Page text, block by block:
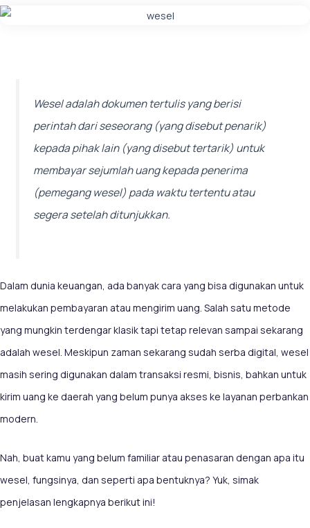
Wesel adalah dokumen tertulis yang berisi
perintah dari seseorang (yang disebut penarik)
kepada pihak lain (yang disebut tertarik) untuk
membayar sejumlah uang kepada penerima
(pemegang wesel) pada waktu tertentu atau
segera setelah ditunjukkan.
Dalam dunia keuangan, ada banyak cara yang bisa digunakan untuk
melakukan pembayaran atau mengirim uang. Salah satu metode
yang mungkin terdengar klasik tapi tetap relevan sampai sekarang
adalah wesel. Meskipun zaman sekarang sudah serba digital, wesel
masih sering digunakan dalam transaksi resmi, bisnis, bahkan untuk
kirim uang ke daerah yang belum punya akses ke layanan perbankan
modern.
Nah, buat kamu yang belum familiar atau penasaran dengan apa itu
wesel, fungsinya, dan seperti apa bentuknya? Yuk, simak
penjelasan lengkapnya berikut ini!